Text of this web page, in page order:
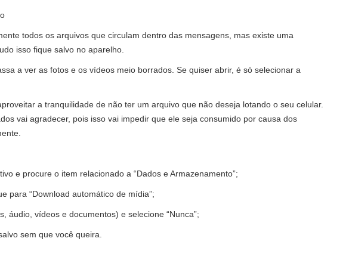
todos os arquivos que circulam dentro das mensagens, mas existe uma
isso fique salvo no aparelho.
a ver as fotos e os vídeos meio borrados. Se quiser abrir, é só selecionar a
a tranquilidade de não ter um arquivo que não deseja lotando o seu celular.
vai agradecer, pois isso vai impedir que ele seja consumido por causa dos
e procure o item relacionado a “Dados e Armazenamento”;
para “Download automático de mídia”;
áudio, vídeos e documentos) e selecione “Nunca”;
sem que você queira.